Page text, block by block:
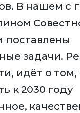
В нашем с
поставлены
задачи.
идёт о том,
к 2030 году